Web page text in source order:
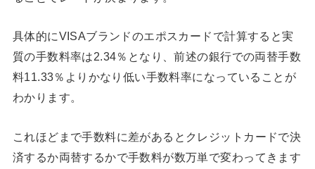
具体的にVISAブランドのエポスカードで計算すると実
質の手数料率は2.34％となり、前述の銀行での両替手数
料11.33％よりかなり低い手数料率になっていることが
わかります。
これほどまで手数料に差があるとクレジットカードで決
済するか両替するかで手数料が数万単で変わってきます